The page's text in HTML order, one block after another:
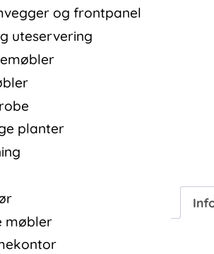
og frontpanel
uteservering
planter
møbler